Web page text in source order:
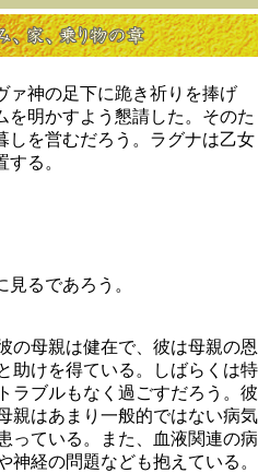
神の足下に跪き祈りを捧げ
を明かすよう懇請した。そのた
しを営むだろう。ラグナは乙女
る。
るであろう。
の母親は健在で、彼は母親の恩
助けを得ている。しばらくは特
ラブルもなく過ごすだろう。彼
親はあまり一般的ではない病気
っている。また、血液関連の病
神経の問題なども抱えている。